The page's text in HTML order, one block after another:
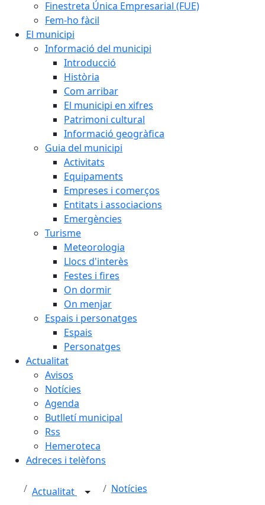
Finestreta Única Empresarial (FUE)
Fem-ho fàcil
El municipi
Informació del municipi
Introducció
Història
Com arribar
El municipi en xifres
Patrimoni cultural
Informació geogràfica
Guia del municipi
Activitats
Equipaments
Empreses i comerços
Entitats i associacions
Emergències
Turisme
Meteorologia
Llocs d'interès
Festes i fires
On dormir
On menjar
Espais i personatges
Espais
Personatges
Actualitat
Avisos
Notícies
Agenda
Butlletí municipal
Rss
Hemeroteca
Adreces i telèfons
Actualitat Notícies